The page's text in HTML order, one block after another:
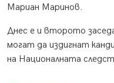
Мариан Маринов.
Днес е и второто
могат да издигнат
на Националната